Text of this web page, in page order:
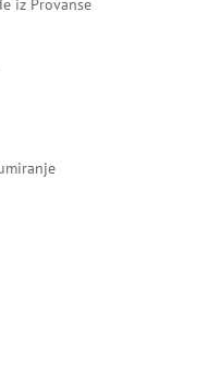
iz Provanse